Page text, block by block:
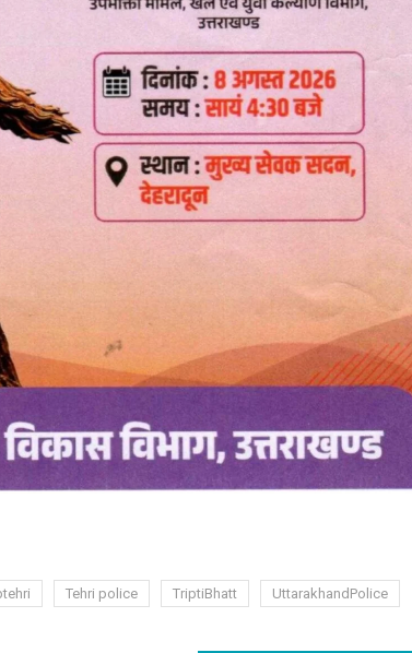
Tehri police TriptiBhatt
UttarakhandPolice